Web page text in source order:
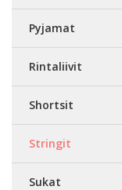
Pyjamat
Rintaliivit
Shortsit
Stringit
Sukat